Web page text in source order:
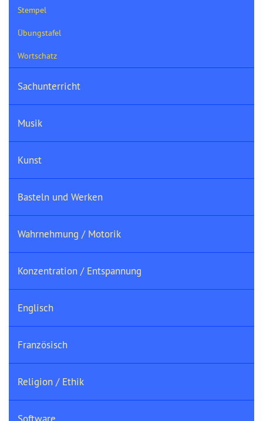
Stempel
Übungstafel
Wortschatz
Sachunterricht
Musik
Kunst
Basteln und Werken
Wahrnehmung / Motorik
Konzentration / Entspannung
Englisch
Französisch
Religion / Ethik